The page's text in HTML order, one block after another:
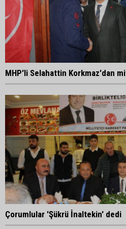
MHP'li Selahattin Korkmaz'dan
Çorumlular 'Şükrü İnaltekin' dedi